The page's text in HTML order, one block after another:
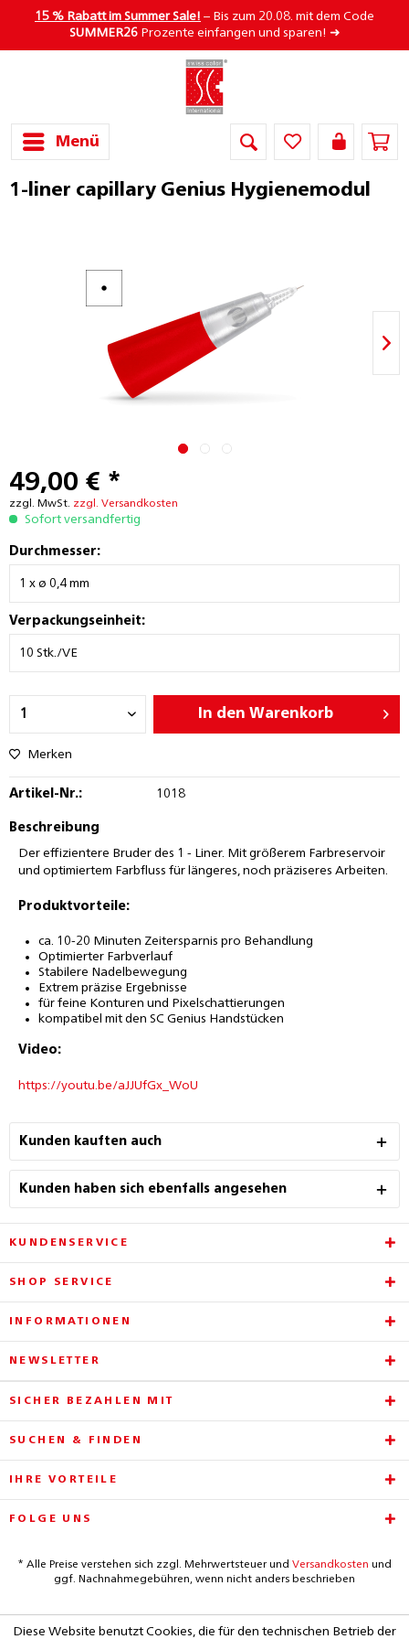
15 % Rabatt im Summer Sale! – Bis zum 20.08. mit dem Code
SUMMER26Prozente einfangen und sparen! ➜
Menü
1-liner capillary Genius Hygienemodul
49,00 € *
zzgl. MwSt. zzgl. Versandkosten
Sofort versandfertig
Durchmesser:
Verpackungseinheit:
In den Warenkorb
Merken
Artikel-Nr.: 1018
Beschreibung
Der effizientere Bruder des 1 - Liner. Mit größerem Farbreservoir
und optimiertem Farbfluss für längeres, noch präziseres Arbeiten.
Produktvorteile:
ca. 10-20 Minuten Zeitersparnis pro Behandlung
Optimierter Farbverlauf
Stabilere Nadelbewegung
Extrem präzise Ergebnisse
für feine Konturen und Pixelschattierungen
kompatibel mit den SC Genius Handstücken
Video:
https://youtu.be/aJJUfGx_WoU
Kunden kauften auch
Kunden haben sich ebenfalls angesehen
KUNDENSERVICE
SHOP SERVICE
INFORMATIONEN
NEWSLETTER
SICHER BEZAHLEN MIT
SUCHEN & FINDEN
IHRE VORTEILE
FOLGE UNS
* Alle Preise verstehen sich zzgl. Mehrwertsteuer und Versandkosten und
ggf. Nachnahmegebühren, wenn nicht anders beschrieben
Diese Website benutzt Cookies, die für den technischen Betrieb der